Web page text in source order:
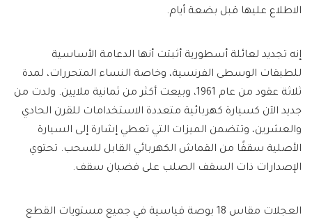
الاطلاع عليها قبل بضعة أيام.
إنه تجديد لعائلة أسطورية أثبتت أنها الدعامة الأساسية
للطبقات الوسطى الفرنسية، وخاصة النساء المتحررات، لمدة
ثلاثة عقود من عام 1961، وبيعت أكثر من ثمانية ملايين. ولدت من
جديد الآن كسيارة كهربائية متعددة الاستخدامات للقرن الحادي
والعشرين، وتتضمن الميزات التي تعطي إشارة إلى السيارة
الأصلية سقفًا من القماش الكهربائي القابل للسحب. تحتوي
الإصدارات ذات السقف الصلب على قضبان سقف.
العجلات مقاس 18 بوصة قياسية في جميع مستويات القطع